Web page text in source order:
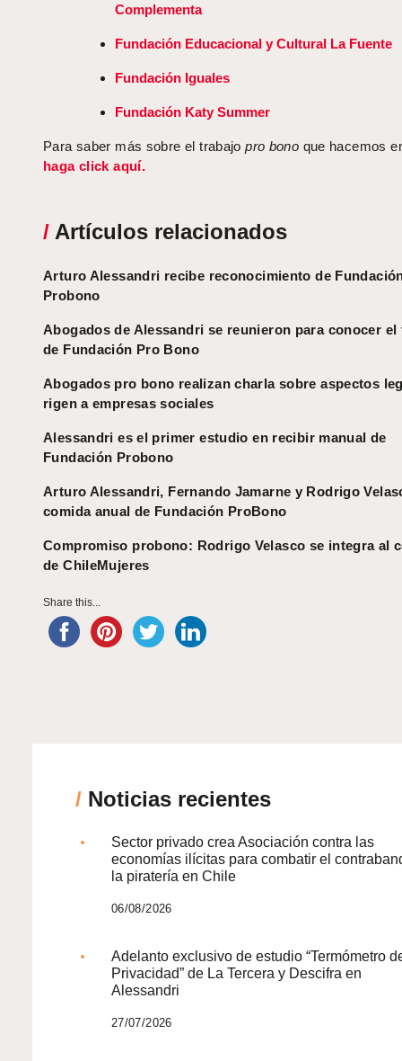
Complementa
Fundación Educacional y Cultural La Fuente
Fundación Iguales
Fundación Katy Summer
Para saber más sobre el trabajopro bono que hacemos
haga click aquí.
/ Artículos relacionados
Arturo Alessandri recibe reconocimiento de
Probono
Abogados de Alessandri se reunieron para conocer el
de Fundación Pro Bono
Abogados pro bono realizan charla sobre aspectos
rigen a empresas sociales
Alessandri es el primer estudio en recibir manual de
Fundación Probono
Arturo Alessandri, Fernando Jamarne y Rodrigo
comida anual de Fundación ProBono
Compromiso probono: Rodrigo Velasco se integra al
de ChileMujeres
Share this...
/ Noticias recientes
Sector privado crea Asociación contra las
economías ilícitas para combatir el
la piratería en Chile
06/08/2026
Adelanto exclusivo de estudio “Termómetro
Privacidad” de La Tercera y Descifra en
Alessandri
27/07/2026